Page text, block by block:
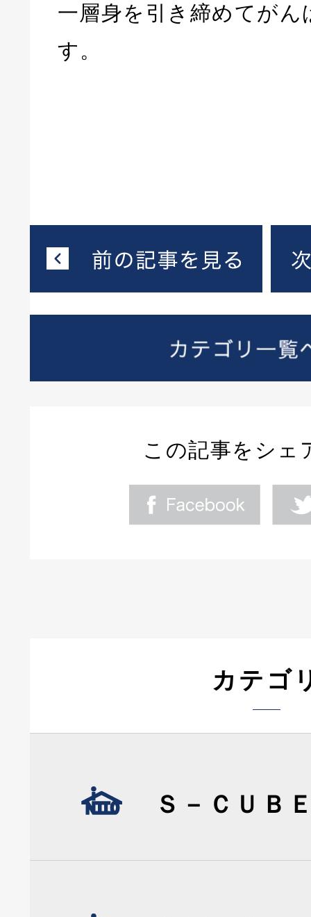
一層身を引き締めてがん
す。
この記事をシェ
カテゴ
Ｓ－ＣＵＢ